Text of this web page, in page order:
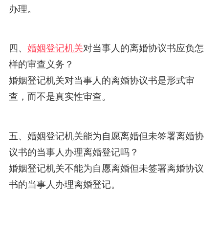
办理。
四、 婚姻登记机关对当事人的离婚协议书应负怎
样的审查义务？
婚姻登记机关对当事人的离婚协议书是形式审
查，而不是真实性审查。
五、婚姻登记机关能为自愿离婚但未签署离婚协
议书的当事人办理离婚登记吗？
婚姻登记机关不能为自愿离婚但未签署离婚协议
书的当事人办理离婚登记。